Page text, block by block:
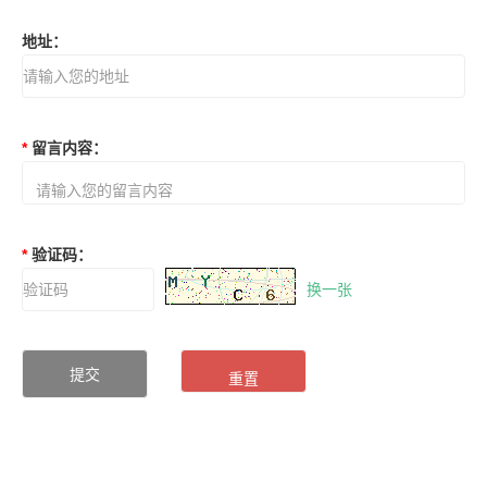
地址：
* 留言内容：
* 验证码：
换一张